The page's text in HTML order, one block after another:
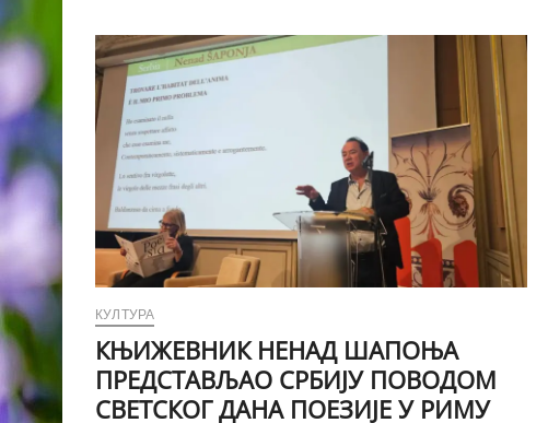
КУЛТУРА
КЊИЖЕВНИК НЕНАД ШАПОЊА
ПРЕДСТАВЉАО СРБИЈУ ПОВОДОМ
СВЕТСКОГ ДАНА ПОЕЗИЈЕ У РИМУ